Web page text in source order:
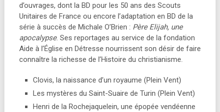
d’ouvrages, dont la BD pour les 50 ans des Scouts
Unitaires de France ou encore l’adaptation en BD de la
série à succès de Michale O’Brien : Père Elijah, une
apocalypse. Ses reportages au service de la fondation
Aide à l’Église en Détresse nourrissent son désir de faire
connaître la richesse de l’Histoire du christianisme.
Clovis, la naissance d’un royaume (Plein Vent)
Les mystères du Saint-Suaire de Turin (Plein Vent)
Henri de la Rochejaquelein, une épopée vendéenne